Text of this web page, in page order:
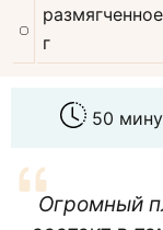
г
50
Огромный